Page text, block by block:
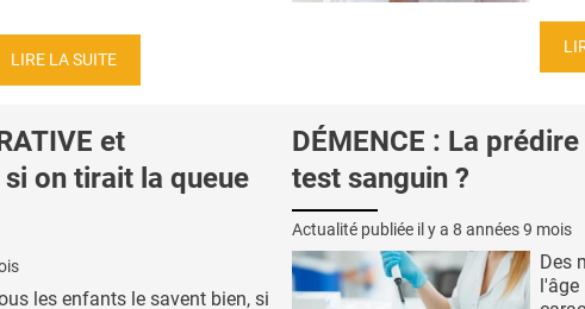
LIRE LA SUITE
et
si on tirait la queue
les enfants le savent bien, si
DÉMENCE : La
test sanguin ?
Actualité publiée il y a 8 années 9 mois
Des
l'âge